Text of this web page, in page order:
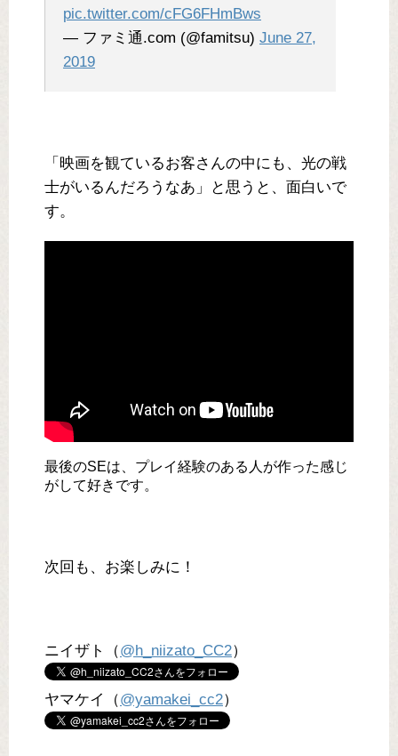
pic.twitter.com/cFG6FHmBws
— ファミ通.com (@famitsu) June 27,
2019
「映画を観ているお客さんの中にも、光の戦
士がいるんだろうなあ」と思うと、面白いで
す。
最後のSEは、プレイ経験のある人が作った感じ
がして好きです。
次回も、お楽しみに！
ニイザト（@h_niizato_CC2）
ヤマケイ（@yamakei_cc2）